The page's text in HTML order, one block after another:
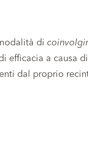
di
efficacia a causa
dal proprio